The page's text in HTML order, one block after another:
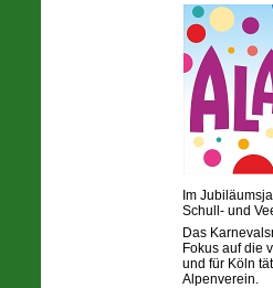
Im
Schull- und
Das
Fokus auf die
und für Köln
Alpenverein.